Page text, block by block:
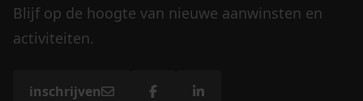
Blijf op de hoogte van nieuwe aanwinsten en
activiteiten.
inschrijven